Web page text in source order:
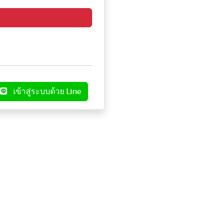
เข้าสู่ระบบด้วย Line